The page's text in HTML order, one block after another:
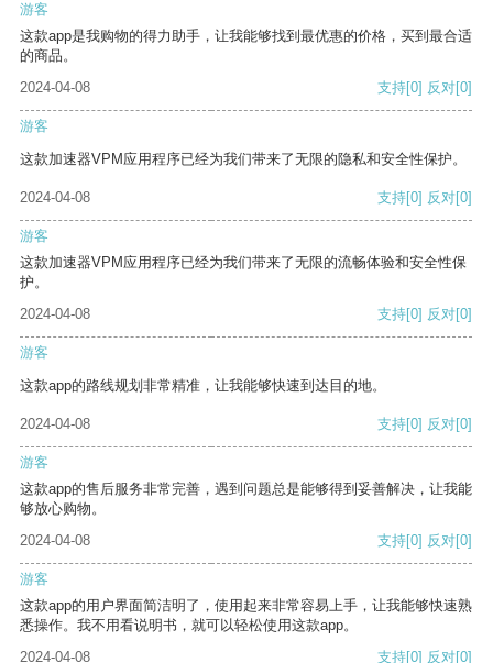
游客
这款app是我购物的得力助手，让我能够找到最优惠的价格，买到最合适
的商品。
2024-04-08
支持[0] 反对[0]
游客
这款加速器VPM应用程序已经为我们带来了无限的隐私和安全性保护。
2024-04-08 支持[0] 反对[0]
游客
这款加速器VPM应用程序已经为我们带来了无限的流畅体验和安全性保
护。
2024-04-08
支持[0] 反对[0]
游客
这款app的路线规划非常精准，让我能够快速到达目的地。
2024-04-08 支持[0] 反对[0]
游客
这款app的售后服务非常完善，遇到问题总是能够得到妥善解决，让我能
够放心购物。
2024-04-08
支持[0] 反对[0]
游客
这款app的用户界面简洁明了，使用起来非常容易上手，让我能够快速熟
悉操作。我不用看说明书，就可以轻松使用这款app。
2024-04-08
支持[0] 反对[0]